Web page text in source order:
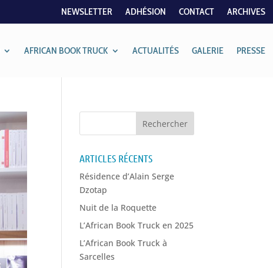
NEWSLETTER ADHÉSION CONTACT ARCHIVES
AFRICAN BOOK TRUCK ACTUALITÉS GALERIE PRESSE
ARTICLES RÉCENTS
Résidence d’Alain Serge
Dzotap
Nuit de la Roquette
L’African Book Truck en 2025
L’African Book Truck à
Sarcelles